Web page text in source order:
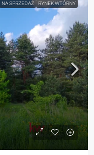
NA SPRZEDAŻ RYNEK WTÓRNY